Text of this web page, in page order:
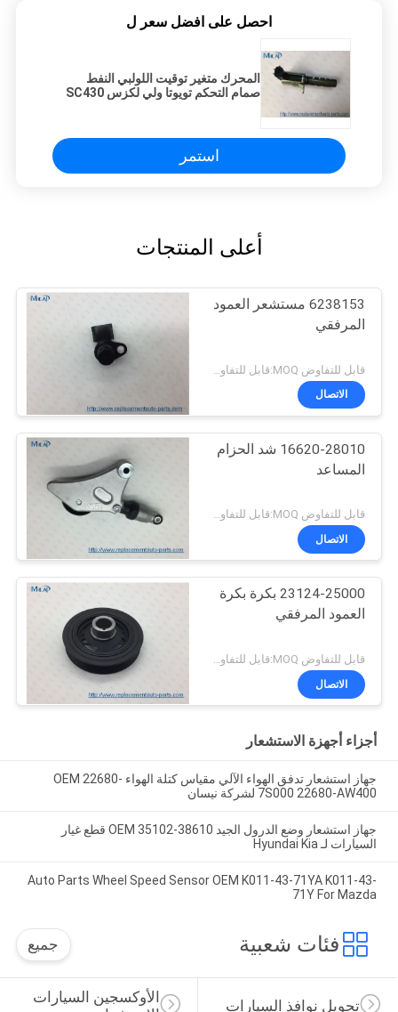
احصل على افضل سعر ل
المحرك متغير توقيت اللولبي النفط
صمام التحكم تويوتا ولي لكزس SC430
استمر
أعلى المنتجات
6238153 مستشعر العمود
المرفقي
الاتصال
16620-28010 شد الحزام
المساعد
قابل للتفاوض MOQ:قابل للتفاوض
الاتصال
23124-25000 بكرة بكرة
العمود المرفقي
قابل للتفاوض MOQ:قابل للتفاوض
الاتصال
أجزاء أجهزة الاستشعار
جهاز استشعار تدفق الهواء الآلي مقياس كتلة الهواء OEM 22680-
7S000 22680-AW400 لشركة نيسان
جهاز استشعار وضع الدرول الجيد OEM 35102-38610 قطع غيار
السيارات لـ Hyundai Kia
Auto Parts Wheel Speed Sensor OEM K011-43-71YA K011-43-
71Y For Mazda
فئات شعبية جميع
الأوكسجين السيارات
تحويل نوافذ السيارات